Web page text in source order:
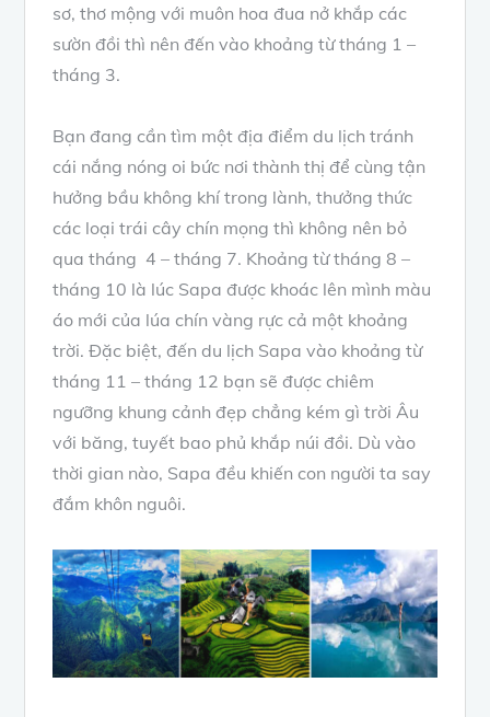
sơ, thơ mộng với muôn hoa đua nở khắp các
sườn đồi thì nên đến vào khoảng từ tháng 1 –
tháng 3.
Bạn đang cần tìm một địa điểm du lịch tránh
cái nắng nóng oi bức nơi thành thị để cùng tận
hưởng bầu không khí trong lành, thưởng thức
các loại trái cây chín mọng thì không nên bỏ
qua tháng 4 – tháng 7. Khoảng từ tháng 8 –
tháng 10 là lúc Sapa được khoác lên mình màu
áo mới của lúa chín vàng rực cả một khoảng
trời. Đặc biệt, đến du lịch Sapa vào khoảng từ
tháng 11 – tháng 12 bạn sẽ được chiêm
ngưỡng khung cảnh đẹp chẳng kém gì trời Âu
với băng, tuyết bao phủ khắp núi đồi. Dù vào
thời gian nào, Sapa đều khiến con người ta say
đắm khôn nguôi.